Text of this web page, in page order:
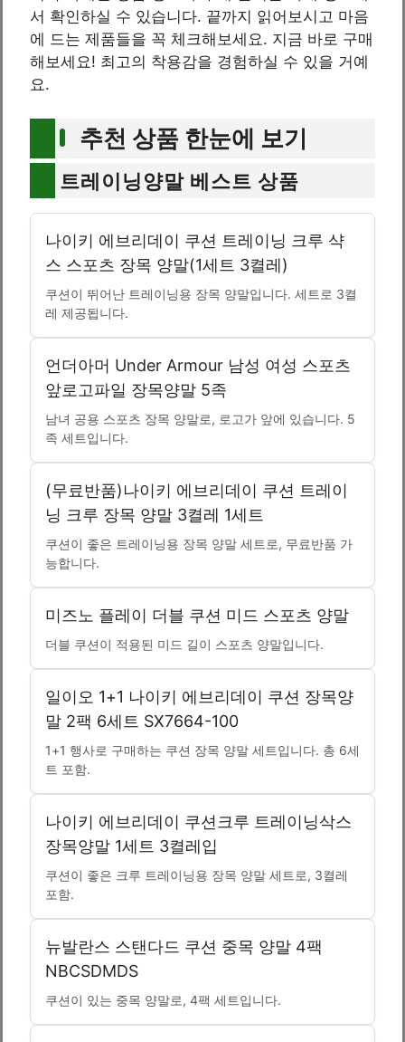
서 확인하실 수 있습니다. 끝까지 읽어보시고 마음
에 드는 제품들을 꼭 체크해보세요. 지금 바로 구매
해보세요! 최고의 착용감을 경험하실 수 있을 거예
요.
추천 상품 한눈에 보기
트레이닝양말 베스트 상품
나이키 에브리데이 쿠션 트레이닝 크루 샥
스 스포츠 장목 양말(1세트 3켤레)
쿠션이 뛰어난 트레이닝용 장목 양말입니다. 세트로 3켤
레 제공됩니다.
언더아머 Under Armour 남성 여성 스포츠
앞로고파일 장목양말 5족
남녀 공용 스포츠 장목 양말로, 로고가 앞에 있습니다. 5
족 세트입니다.
(무료반품)나이키 에브리데이 쿠션 트레이
닝 크루 장목 양말 3켤레 1세트
쿠션이 좋은 트레이닝용 장목 양말 세트로, 무료반품 가
능합니다.
미즈노 플레이 더블 쿠션 미드 스포츠 양말
더블 쿠션이 적용된 미드 길이 스포츠 양말입니다.
일이오 1+1 나이키 에브리데이 쿠션 장목양
말 2팩 6세트 SX7664-100
1+1 행사로 구매하는 쿠션 장목 양말 세트입니다. 총 6세
트 포함.
나이키 에브리데이 쿠션크루 트레이닝삭스
장목양말 1세트 3켤레입
쿠션이 좋은 크루 트레이닝용 장목 양말 세트로, 3켤레
포함.
뉴발란스 스탠다드 쿠션 중목 양말 4팩
NBCSDMDS
쿠션이 있는 중목 양말로, 4팩 세트입니다.